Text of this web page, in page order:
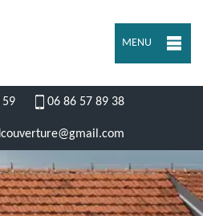
MENU
59 06 86 57 89 38